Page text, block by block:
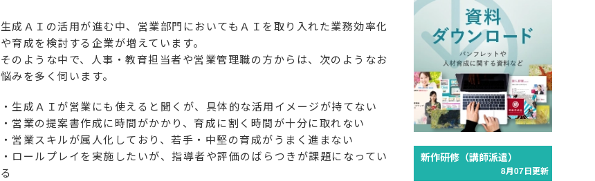
生成ＡＩの活用が進む中、営業部門においてもＡＩを取り入れた業務効率化
や育成を検討する企業が増えています。
そのような中で、人事・教育担当者や営業管理職の方からは、次のようなお
悩みを多く伺います。
・生成ＡＩが営業にも使えると聞くが、具体的な活用イメージが持てない
・営業の提案書作成に時間がかかり、育成に割く時間が十分に取れない
・営業スキルが属人化しており、若手・中堅の育成がうまく進まない
・ロールプレイを実施したいが、指導者や評価のばらつきが課題になってい
る
Aug.07
インソースブログ「東へ西
～営業準備・移動判断・備品購
入を効率化する」のご紹介
新作研修（講師派遣）
8月07日更新